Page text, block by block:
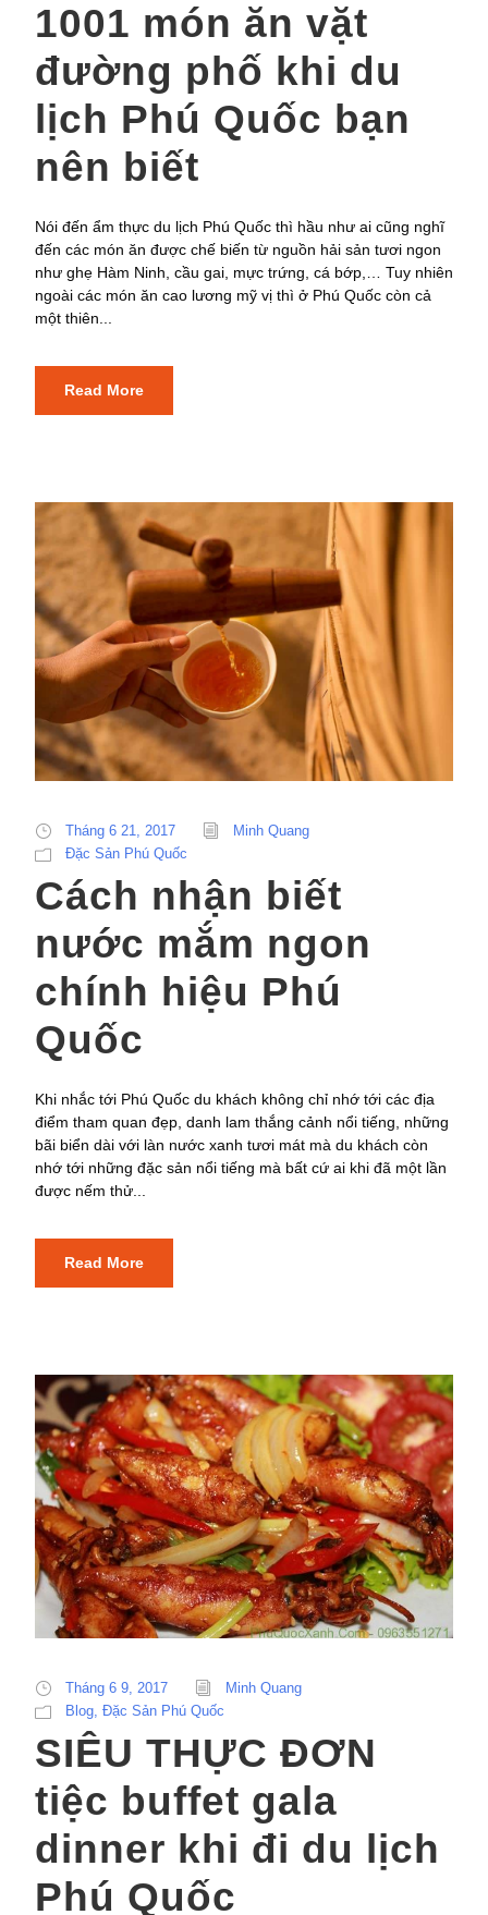
1001 món ăn vặt
đường phố khi du
lịch Phú Quốc bạn
nên biết
Nói đến ẩm thực du lịch Phú Quốc thì hầu như ai cũng nghĩ
đến các món ăn được chế biến từ nguồn hải sản tươi ngon
như ghẹ Hàm Ninh, cầu gai, mực trứng, cá bớp,… Tuy nhiên
ngoài các món ăn cao lương mỹ vị thì ở Phú Quốc còn cả
một thiên...
Read More
Tháng 6 21, 2017
Minh Quang
Đặc Sản Phú Quốc
Cách nhận biết
nước mắm ngon
chính hiệu Phú
Quốc
Khi nhắc tới Phú Quốc du khách không chỉ nhớ tới các địa
điểm tham quan đẹp, danh lam thắng cảnh nổi tiếng, những
bãi biển dài với làn nước xanh tươi mát mà du khách còn
nhớ tới những đặc sản nổi tiếng mà bất cứ ai khi đã một lần
được nếm thử...
Read More
Tháng 6 9, 2017
Minh Quang
Blog Đặc Sản Phú Quốc
SIÊU THỰC ĐƠN
tiệc buffet gala
dinner khi đi du lịch
Phú Quốc